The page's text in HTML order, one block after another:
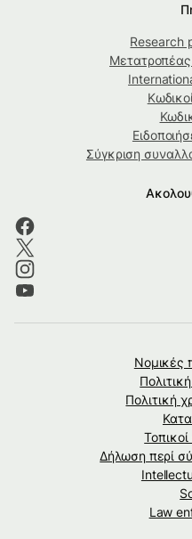
Research
Σύγκριση
Νομικές
Πολιτική
Δήλωση περί
Law